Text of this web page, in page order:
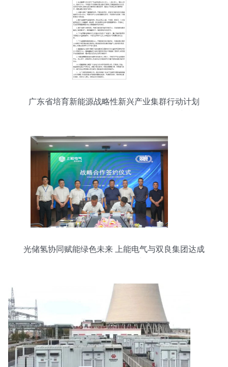
广东省培育新能源战略性新兴产业集群行动计划
光储氢协同赋能绿色未来 上能电气与双良集团达成